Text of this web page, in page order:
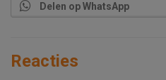
Delen op WhatsApp
Reacties